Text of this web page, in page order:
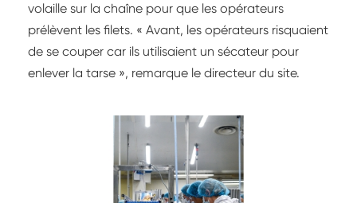
volaille sur la chaîne pour que les opérateurs
prélèvent les filets. « Avant, les opérateurs risquaient
de se couper car ils utilisaient un sécateur pour
enlever la tarse », remarque le directeur du site.